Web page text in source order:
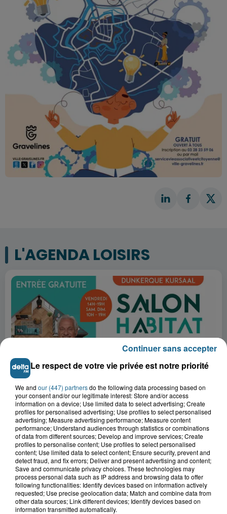
L'AGENDA LOISIRS
7 août 2026
SALON HABITAT ET RÉNOVATION 2026
7 août 2026
Le patrimoine d'Esquelbecq
7 août 2026
Bergues, entre ville et remparts
Le respect de votre vie privée est notre priorité
We and our (447) partnersdo the following data processing based on
your consent and/or our legitimate interest: Store and/or access
information on a device; Use limited data to select advertising; Create
profiles for personalised advertising; Use profiles to select personalised
advertising; Measure advertising performance; Measure content
performance; Understand audiences through statistics or combinations
of data from different sources; Develop and improve services; Create
profiles to personalise content; Use profiles to select personalised
content; Use limited data to select content; Ensure security, prevent and
detect fraud, and fix errors; Deliver and present advertising and content;
Save and communicate privacy choices. These technologies may
process personal data such as IP address and browsing data to offer
following functionalities: Identify devices based on information actively
requested; Use precise geolocation data; Match and combine data from
other data sources; Link different devices; Identify devices based on
information transmitted automatically.
Continuer sans accepter